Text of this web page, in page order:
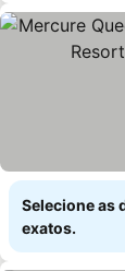
Selecione as
exatos.